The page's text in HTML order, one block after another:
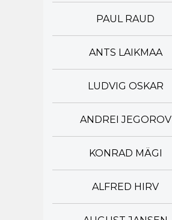
PAUL RAUD
ANTS LAIKMAA
LUDVIG OSKAR
ANDREI JEGOROV
KONRAD MÄGI
ALFRED HIRV